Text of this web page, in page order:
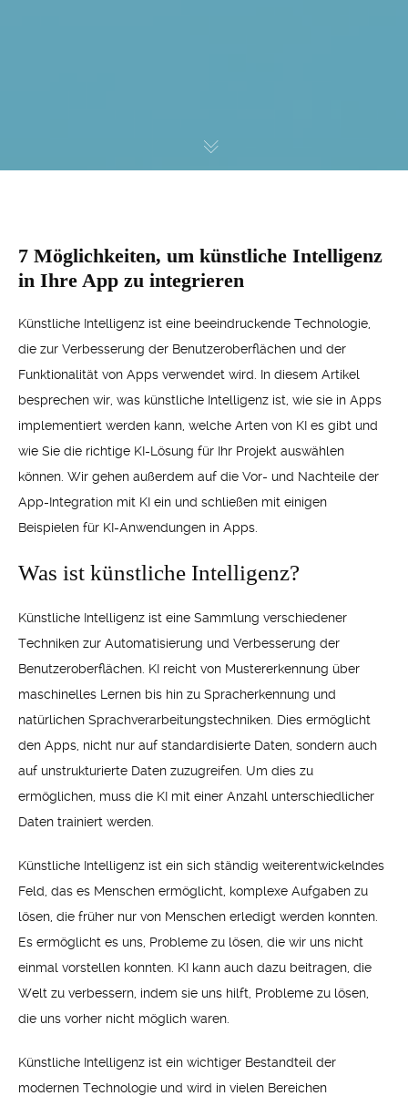
7 Möglichkeiten, um künstliche Intelligenz
in Ihre App zu integrieren
Künstliche Intelligenz ist eine beeindruckende Technologie,
die zur Verbesserung der Benutzeroberflächen und der
Funktionalität von Apps verwendet wird. In diesem Artikel
besprechen wir, was künstliche Intelligenz ist, wie sie in Apps
implementiert werden kann, welche Arten von KI es gibt und
wie Sie die richtige KI-Lösung für Ihr Projekt auswählen
können. Wir gehen außerdem auf die Vor- und Nachteile der
App-Integration mit KI ein und schließen mit einigen
Beispielen für KI-Anwendungen in Apps.
Was ist künstliche Intelligenz?
Künstliche Intelligenz ist eine Sammlung verschiedener
Techniken zur Automatisierung und Verbesserung der
Benutzeroberflächen. KI reicht von Mustererkennung über
maschinelles Lernen bis hin zu Spracherkennung und
natürlichen Sprachverarbeitungstechniken. Dies ermöglicht
den Apps, nicht nur auf standardisierte Daten, sondern auch
auf unstrukturierte Daten zuzugreifen. Um dies zu
ermöglichen, muss die KI mit einer Anzahl unterschiedlicher
Daten trainiert werden.
Künstliche Intelligenz ist ein sich ständig weiterentwickelndes
Feld, das es Menschen ermöglicht, komplexe Aufgaben zu
lösen, die früher nur von Menschen erledigt werden konnten.
Es ermöglicht es uns, Probleme zu lösen, die wir uns nicht
einmal vorstellen konnten. KI kann auch dazu beitragen, die
Welt zu verbessern, indem sie uns hilft, Probleme zu lösen,
die uns vorher nicht möglich waren.
Künstliche Intelligenz ist ein wichtiger Bestandteil der
modernen Technologie und wird in vielen Bereichen